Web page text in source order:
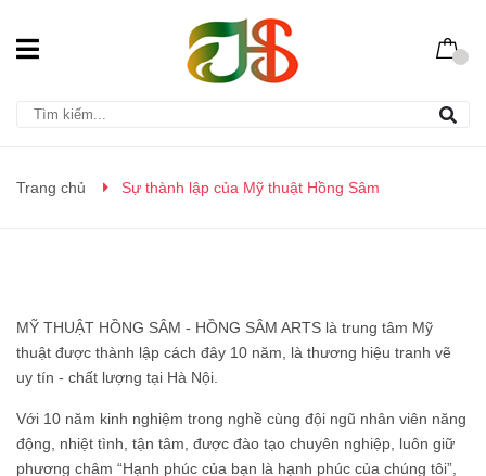
Trang chủ Sự thành lập của Mỹ thuật Hồng Sâm
MỸ THUẬT HỒNG SÂM - HỒNG SÂM ARTS là trung tâm Mỹ
thuật được thành lập cách đây 10 năm, là thương hiệu tranh vẽ
uy tín - chất lượng tại Hà Nội.
Với 10 năm kinh nghiệm trong nghề cùng đội ngũ nhân viên năng
động, nhiệt tình, tận tâm, được đào tạo chuyên nghiệp, luôn giữ
phương châm “Hạnh phúc của bạn là hạnh phúc của chúng tôi”,